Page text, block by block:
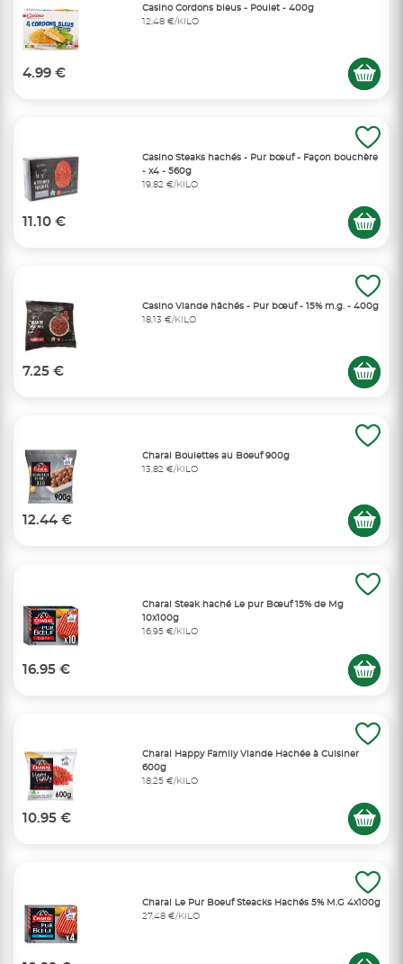
Casino Cordons bleus - Poulet - 400g
12,48 €/KILO
4.99 €
Casino Steaks hachés - Pur bœuf - Façon bouchère
- x4 - 560g
19,82 €/KILO
11.10 €
Casino Viande hâchés - Pur bœuf - 15% m.g. - 400g
18,13 €/KILO
7.25 €
Charal Boulettes au Boeuf 900g
13,82 €/KILO
12.44 €
Charal Steak haché Le pur Bœuf 15% de Mg
10x100g
16,95 €/KILO
16.95 €
Charal Happy Family Viande Hachée à Cuisiner
600g
18,25 €/KILO
10.95 €
Charal Le Pur Boeuf Steacks Hachés 5% M.G 4x100g
27,48 €/KILO